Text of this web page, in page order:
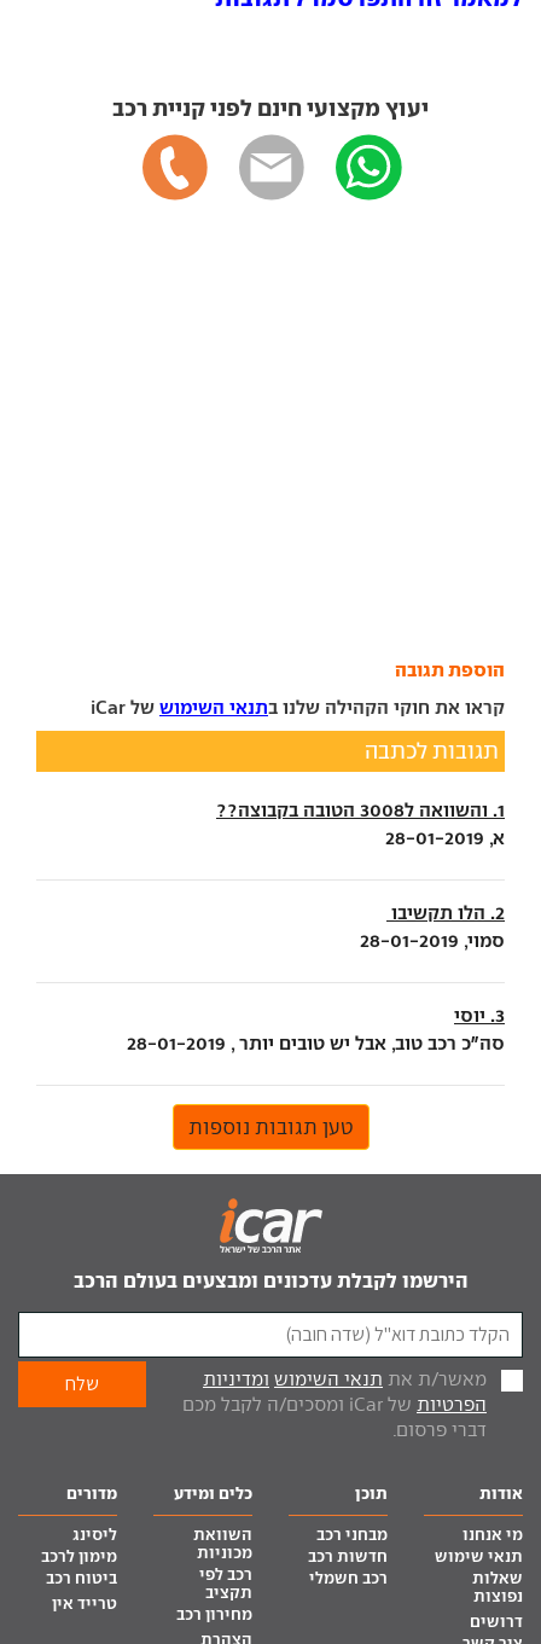
יעוץ מקצועי חינם לפני קניית רכב
הוספת תגובה
קראו את חוקי הקהילה שלנו בתנאי השימוש של iCar
תגובות לכתבה
1. והשוואה ל3008 הטובה בקבוצה??
א, 28-01-2019
2. הלו תקשיבו
סמוי, 28-01-2019
3. יוסי
סה"כ רכב טוב, אבל יש טובים יותר , 28-01-2019
טען תגובות נוספות
הירשמו לקבלת עדכונים ומבצעים בעולם הרכב
מאשר/ת את תנאי השימוש ומדיניות
הפרטיות
של iCar ומסכים/ה לקבל מכם
דברי פרסום.
אודות
מי אנחנו
תנאי שימוש
שאלות
נפוצות
דרושים
תוכן
מבחני רכב
חדשות רכב
רכב חשמלי
כלים ומידע
השוואת
מכוניות
רכב לפי
תקציב
מחירון רכב
הצהרת
מדורים
ליסינג
מימון לרכב
ביטוח רכב
טרייד אין